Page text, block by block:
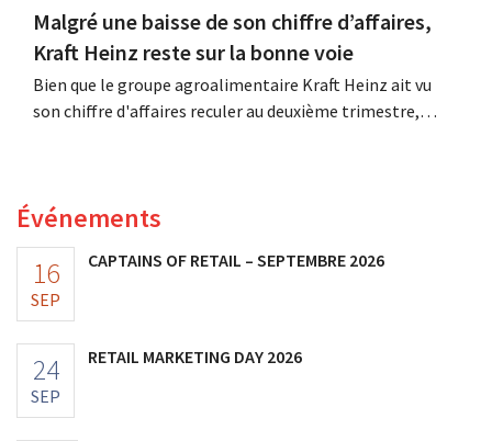
Malgré une baisse de son chiffre d’affaires,
Kraft Heinz reste sur la bonne voie
Bien que le groupe agroalimentaire Kraft Heinz ait vu
son chiffre d'affaires reculer au deuxième trimestre,
Événements
16
SEP
CAPTAINS OF RETAIL – SEPTEMBRE 2026
24
SEP
RETAIL MARKETING DAY 2026